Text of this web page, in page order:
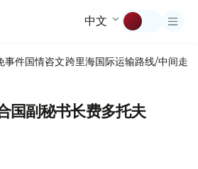
中文
事件国情咨文跨里海国际运输路线/中间走廊
国副秘书长费多托夫